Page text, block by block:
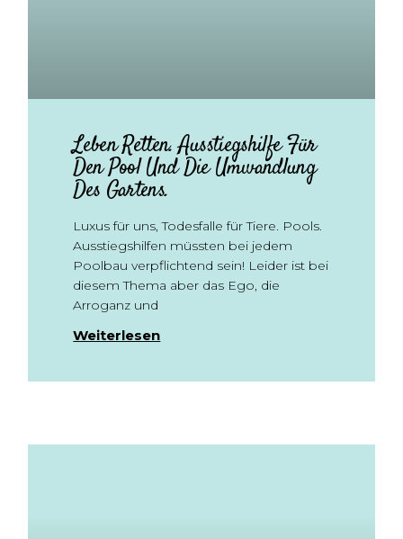
Leben Retten. Ausstiegshilfe Für
Den Pool Und Die Umwandlung
Des Gartens.
Luxus für uns, Todesfalle für Tiere. Pools.
Ausstiegshilfen müssten bei jedem
Poolbau verpflichtend sein! Leider ist bei
diesem Thema aber das Ego, die
Arroganz und
Weiterlesen